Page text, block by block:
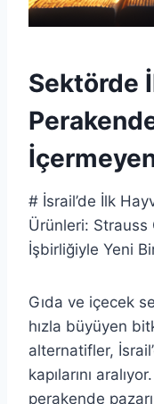
Sektörde
# İsrail’de İlk
Ürünleri: Strauss
İşbirliğiyle Yeni
Gıda ve içecek
hızla büyüyen
alternatifler,
kapılarını
perakende